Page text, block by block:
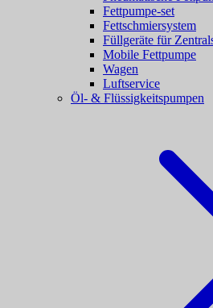
Fettpumpe-set
Fettschmiersystem
Füllgeräte für
Mobile Fettpumpe
Wagen
Luftservice
Öl- & Flüssigkeitspumpen